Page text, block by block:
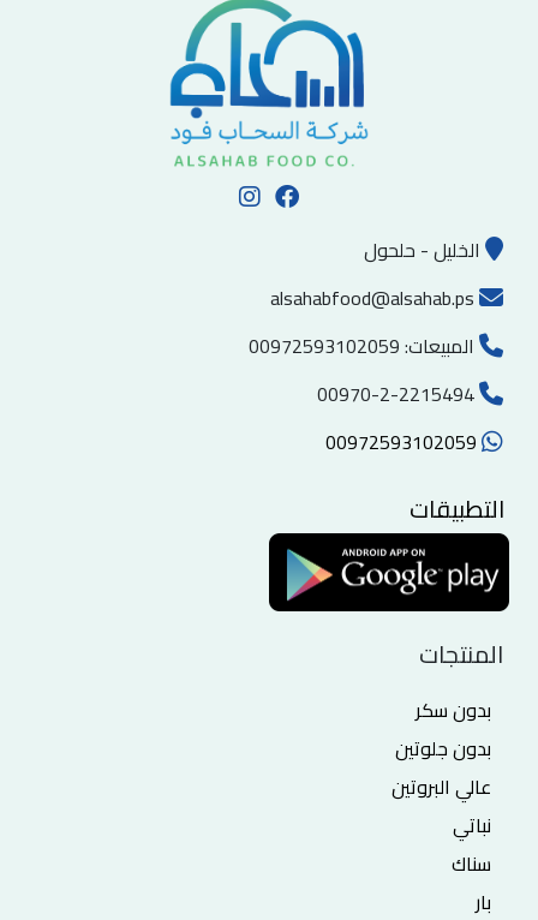
الخليل - حلحول
alsahabfood@alsahab.ps
المبيعات:00972593102059
التطبيقات
المنتجات
بدون سكر
بدون جلوتين
عالي البروتين
نباتي
سناك
بار